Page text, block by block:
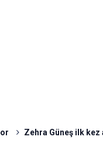
Zehra Güneş ilk kez